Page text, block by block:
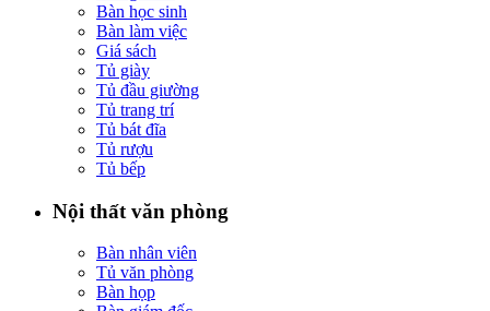
Bàn học sinh
Bàn làm việc
Giá sách
Tủ giày
Tủ đầu giường
Tủ trang trí
Tủ bát đĩa
Tủ rượu
Tủ bếp
Nội thất văn phòng
Bàn nhân viên
Tủ văn phòng
Bàn họp